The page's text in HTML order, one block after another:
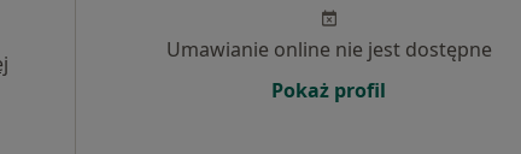
Umawianie online nie jest dostępne
Pokaż profil